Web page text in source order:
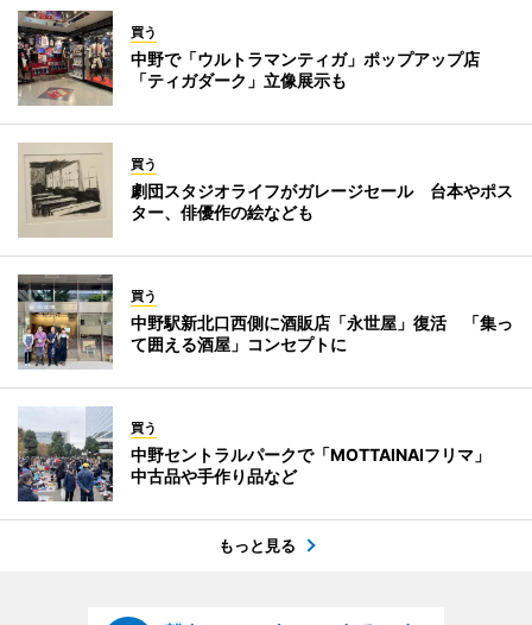
買う
中野で「ウルトラマンティガ」ポップアップ店
「ティガダーク」立像展示も
買う
劇団スタジオライフがガレージセール 台本やポス
ター、俳優作の絵なども
買う
中野駅新北口西側に酒販店「永世屋」復活 「集っ
て囲える酒屋」コンセプトに
買う
中野セントラルパークで「MOTTAINAIフリマ」
中古品や手作り品など
もっと見る